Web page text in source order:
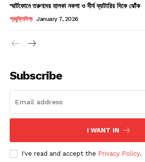
Company
About
Subscription Plans
My account
স্মার্টফোনে তরুণদের হালকা নকশা ও দীর্ঘ ব্যাটারির দিকে ঝোঁক
প্রযুক্তিবিশ্ব January 7, 2026
Subscribe
I WANT IN
I've read and accept the Privacy Policy.